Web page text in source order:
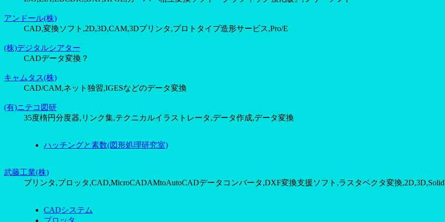
アンドール(株)
CAD,変換ソフト,2D,3D,CAM,3Dプリンタ,プロトタイプ造形サービス,Pro/E
(株)デジタルシアター
CADデータ変換？
キャムタス(株)
CAD/CAM,ネット独習,IGESなどのデータ変換
(有)ニテコ図研
35度楕円分度器,リンク集,テクニカルイラストレータ,データ作成,データ変換
ハッチングと素数(図形処理研究室)
武藤工業(株)
プリンタ,プロッタ,CAD,MicroCADAMtoAutoCADデータコンバータ,DXF変換支援ソフト,ラスタベクタ変換
CADシステム
プロッタ